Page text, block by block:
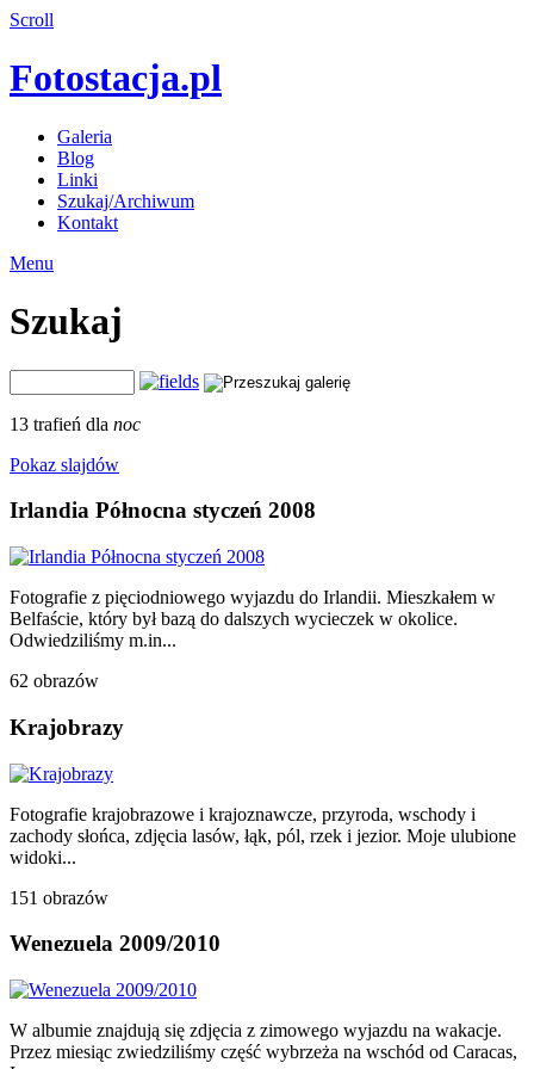
Scroll
Fotostacja.pl
Galeria
Blog
Linki
Szukaj/Archiwum
Kontakt
Menu
Szukaj
13 trafień dla noc
Pokaz slajdów
Irlandia Północna styczeń 2008
Fotografie z pięciodniowego wyjazdu do Irlandii. Mieszkałem w
Belfaście, który był bazą do dalszych wycieczek w okolice.
Odwiedziliśmy m.in...
62 obrazów
Krajobrazy
Fotografie krajobrazowe i krajoznawcze, przyroda, wschody i
zachody słońca, zdjęcia lasów, łąk, pól, rzek i jezior. Moje ulubione
widoki...
151 obrazów
Wenezuela 2009/2010
W albumie znajdują się zdjęcia z zimowego wyjazdu na wakacje.
Przez miesiąc zwiedziliśmy część wybrzeża na wschód od Caracas,